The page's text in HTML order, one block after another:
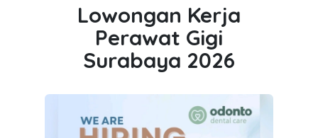
Lowongan Kerja
Perawat Gigi
Surabaya 2026